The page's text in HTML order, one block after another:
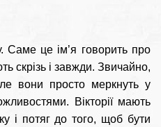
Саме це ім’я говорить про
скрізь і завжди. Звичайно,
вони просто меркнуть у
Вікторії мають
і потяг до того, щоб бути